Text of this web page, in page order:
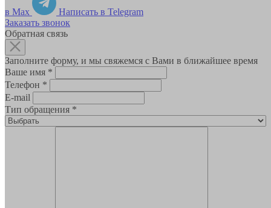
в Max
Написать в Telegram
Заказать звонок
Обратная связь
Заполните форму, и мы свяжемся с Вами в ближайшее время
Ваше имя *
Телефон *
E-mail
Тип обращения *